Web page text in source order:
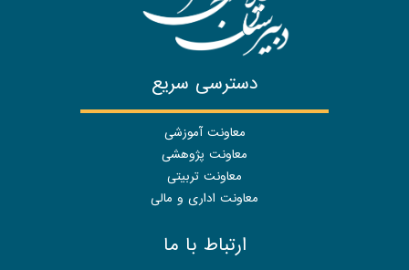
دسترسی سریع
معاونت آموزشی
معاونت پژوهشی
معاونت تربیتی
معاونت اداری و مالی
ارتباط با ما